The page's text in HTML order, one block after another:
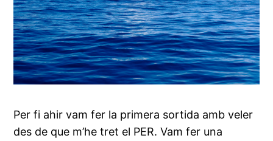
Per fi ahir vam fer la primera sortida amb veler
des de que m’he tret el PER. Vam fer una